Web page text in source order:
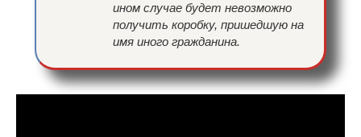
ином случае будет невозможно
получить коробку, пришедшую на
имя иного гражданина.